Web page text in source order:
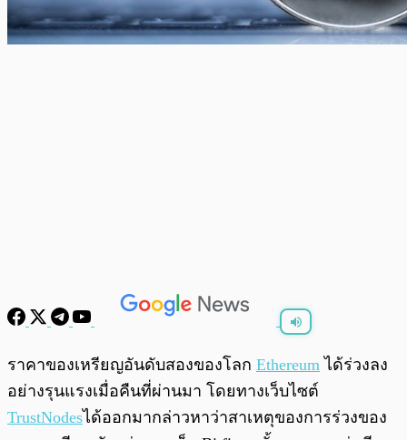
พร้อมเล่น 0:00/ 0:00
ราคาของเหรียญอันดับสองของโลก Ethereum ได้ร่วงลง
อย่างรุนแรงเมื่อคืนที่ผ่านมา โดยทางเว็บไซต์
TrustNodesได้ออกมากล่าวหาว่าสาเหตุของการร่วงของ